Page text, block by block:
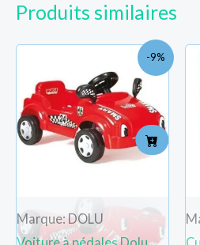
Produits similaires
-9%
Marque: DOLU
initial
était :
TND
186.000.
Le
prix